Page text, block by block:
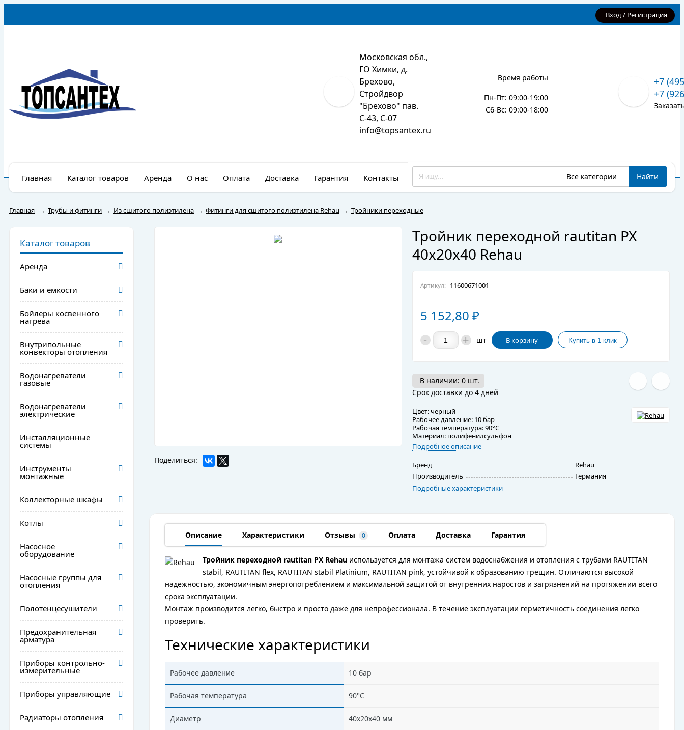
Вход/ Регистрация
Московская обл.,
ГО Химки, д.
Брехово,
Стройдвор
"Брехово" пав.
С-43, С-07
info@topsantex.ru
Время работы
Пн-Пт: 09:00-19:00
Сб-Вс: 09:00-18:00
+7
+7
Все категории Найти
Все категории Найти
Главная Каталог товаров Аренда О нас Оплата Доставка Гарантия Контакты Монтаж
Главная → Трубы и фитинги → Из сшитого полиэтилена → Фитинги для сшитого полиэтилена Rehau → Тройники переходные
Каталог товаров
Аренда
Баки и емкости
Бойлеры косвенного
нагрева
Внутрипольные
конвекторы отопления
Водонагреватели
газовые
Водонагреватели
электрические
Инсталляционные
системы
Инструменты
монтажные
Коллекторные шкафы
Котлы
Насосное
оборудование
Насосные группы для
отопления
Полотенцесушители
Предохранительная
арматура
Приборы контрольно-
измерительные
Приборы управляющие
Радиаторы отопления
Поделиться:
Тройник переходной rautitan PX
40х20х40 Rehau
Артикул: 11600671001
5 152,80 ₽
- + шт В корзину
В наличии: 0 шт.
Срок доставки до 4 дней
Цвет: черный
Рабочее давление: 10 бар
Рабочая температура: 90°C
Материал: полифенилсульфон
Подробное описание
Бренд
Rehau
Производитель
Германия
Подробные характеристики
Описание Характеристики Отзывы 0 Оплата Доставка Гарантия
Тройник переходной rautitan PX Rehau используется для монтажа систем водоснабжения и отопления с трубами RAUTITAN
stabil, RAUTITAN flex, RAUTITAN stabil Platinium, RAUTITAN pink, устойчивой к образованию трещин. Отличаются высокой
надежностью, экономичным энергопотреблением и максимальной защитой от внутренних наростов и загрязнений на протяжении всего
срока эксплуатации.
Монтаж производится легко, быстро и просто даже для непрофессионала. В течение эксплуатации герметичность соединения легко
проверить.
Технические характеристики
Рабочее давление 10 бар
Рабочая температура 90°C
Диаметр 40х20х40 мм